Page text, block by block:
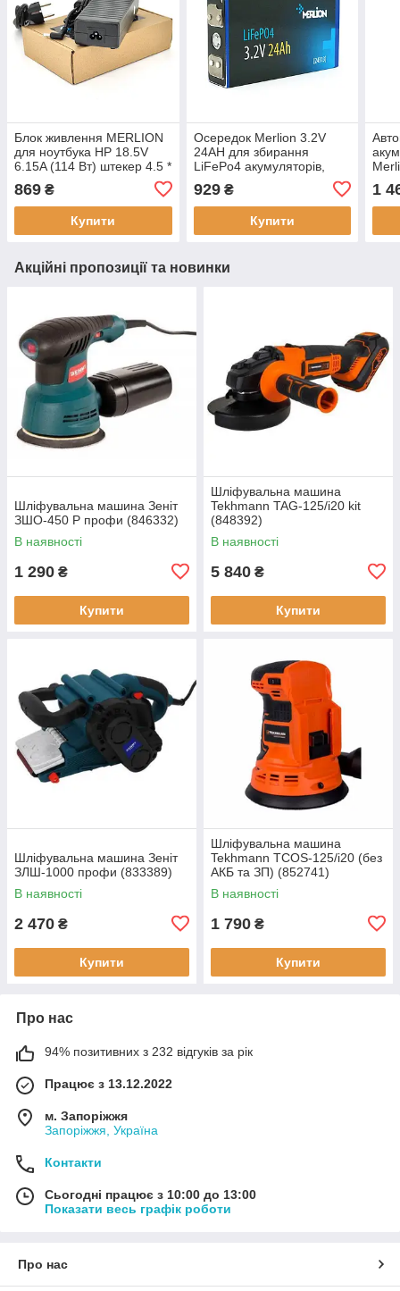
Блок живлення MERLION
для ноутбукa HP 18.5V
6.15A (114 Вт) штекер 4.5 *
кабель живлення, новий
869 ₴
Купити
Осередок Merlion 3.2V
24AH для збирання
LiFePo4 акумуляторів,
(70х27х134) мм, Q18, вага
513 г, максимальний
струм заряду 3I3
929₴
Купити
1
Акційні пропозиції та новинки
Шліфувальна машина Зеніт
ЗШО-450 Р профи (846332)
В наявності
1 290 ₴
Купити
Шліфувальна машина
Tekhmann TAG-125/i20 kit
(848392)
В наявності
5 840 ₴
Купити
Шліфувальна машина Зеніт
ЗЛШ-1000 профи (833389)
В наявності
2 470 ₴
Купити
Шліфувальна машина
Tekhmann TCOS-125/i20 (без
АКБ та ЗП) (852741)
В наявності
1 790 ₴
Купити
Про нас
94% позитивних з 232 відгуків за рік
Працює з 13.12.2022
м. Запоріжжя
Запоріжжя, Україна
Контакти
Сьогодні працює з 10:00 до 13:00
Показати весь графік роботи
Про нас